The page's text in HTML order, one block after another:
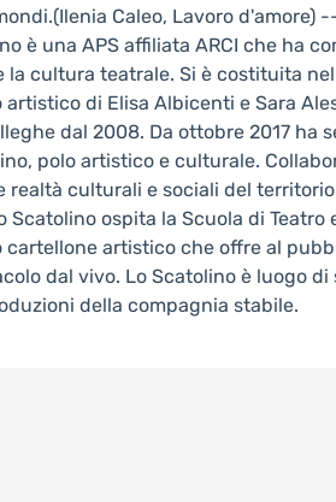
Caleo, Lavoro d'amore)
è una APS affiliata ARCI che ha
cultura teatrale. Si è costituita nel
di Elisa Albicenti e Sara
dal 2008. Da ottobre 2017 ha
polo artistico e culturale.
realtà culturali e sociali del
Scatolino ospita la Scuola di Teatro
cartellone artistico che offre al
dal vivo. Lo Scatolino è luogo di
della compagnia stabile.